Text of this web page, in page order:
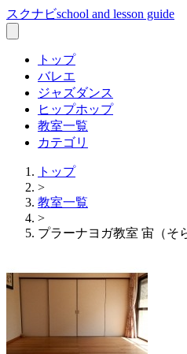
スクナビschool and lesson guide
トップ
バレエ
ジャズダンス
ヒップホップ
教室一覧
カテゴリ
トップ
>
教室一覧
>
プラーナヨガ教室 宙（そ